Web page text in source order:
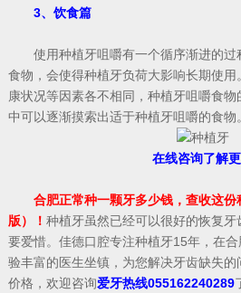
3、饮食篇
使用种植牙咀嚼有一个循序渐进的过
食物，会使得种植牙负荷大影响长期使
康状况等因素各不相同，种植牙咀嚼食
中可以逐渐摸索出适于种植牙咀嚼的食物。
在线咨询了解
合肥正常种一颗牙多少钱，查收这
版）！ 种植牙虽然已经可以很好的恢复
要爱惜。佳德口腔专注种植牙15年，在
验丰富的医生坐镇，为您解决牙齿缺失
价格，欢迎咨询爱牙热线055162240289